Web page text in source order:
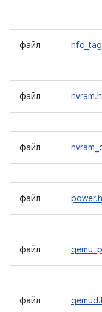
файл
файл nvram.h
файл
файл power.h
файл
файл